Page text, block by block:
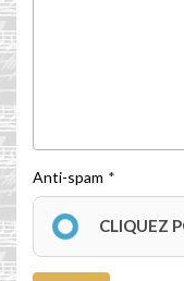
Anti-spam
CLIQUEZ